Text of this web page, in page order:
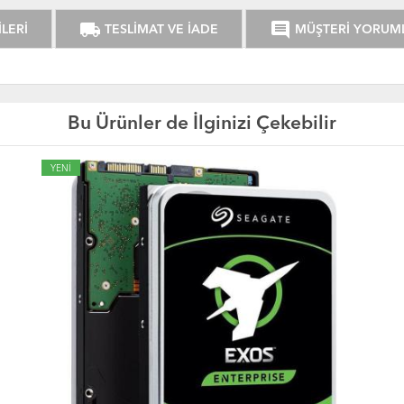
local_shipping TESLİMAT VE İADE comment MÜŞTERİ
Bu Ürünler de İlginizi Çekebilir